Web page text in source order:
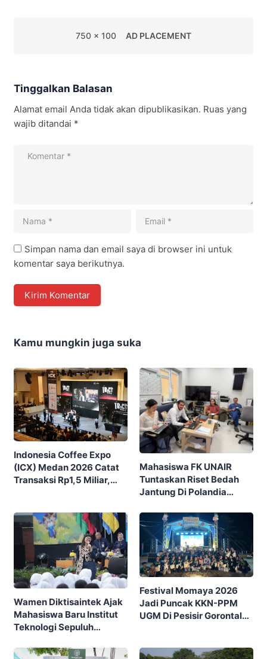
750 x 100 AD PLACEMENT
Tinggalkan Balasan
Alamat email Anda tidak akan dipublikasikan. Ruas yang
wajib ditandai *
Simpan nama dan email saya di browser ini untuk
komentar saya berikutnya.
Kamu mungkin juga suka
Indonesia Coffee Expo
(ICX) Medan 2026 Catat
Transaksi Rp1,5 Miliar,
Mahasiswa FK UNAIR
Tuntaskan Riset Bedah
Jantung Di Polandia
SCORE
Wamen Diktisaintek Ajak
Mahasiswa Baru Institut
Teknologi Sepuluh
Kritis Hadapi Euforia AI
Festival Momaya 2026
Jadi Puncak KKN-PPM
UGM Di Pesisir Gorontalo,